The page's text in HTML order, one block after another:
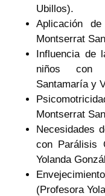
Ubillos).
Aplicación
Montserrat
Influencia de
niños con
Santamaría y
Montserrat
Necesidades
con Parálisis
Yolanda
(Profesora